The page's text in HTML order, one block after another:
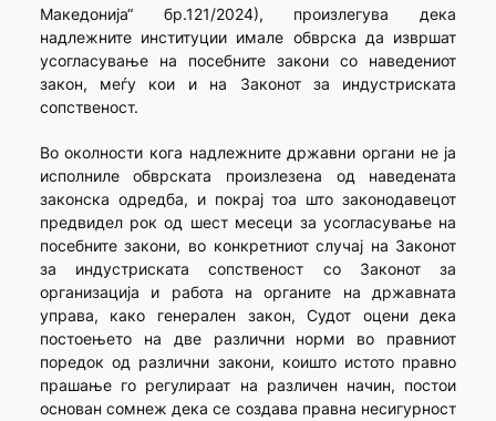
Македонија“ бр.121/2024), произлегува дека
надлежните институции имале обврска да извршат
усогласување на посебните закони со наведениот
закон, меѓу кои и на Законот за индустриската
сопственост.
Во околности кога надлежните државни органи не ја
исполниле обврската произлезена од наведената
законска одредба, и покрај тоа што законодавецот
предвидел рок од шест месеци за усогласување на
посебните закони, во конкретниот случај на Законот
за индустриската сопственост со Законот за
организација и работа на органите на државната
управа, како генерален закон, Судот оцени дека
постоењето на две различни норми во правниот
поредок од различни закони, коишто истото правно
прашање го регулираат на различен начин, постои
основан сомнеж дека се создава правна несигурност